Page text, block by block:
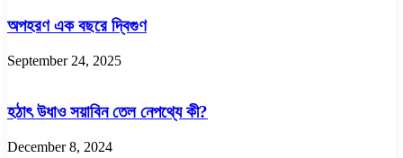
অপহরণ এক বছরে দ্বিগুণ
September 24, 2025
হঠাৎ উধাও সয়াবিন তেল নেপথ্যে কী?
December 8, 2024